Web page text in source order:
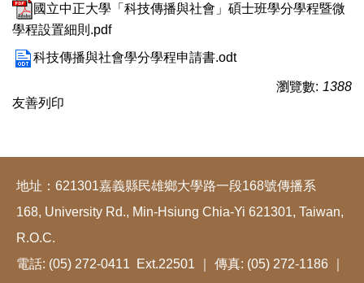
國立中正大學「科技傳播與社會」碩士班學分學程暨微
學程設置細則.pdf
科技傳播與社會學分學程申請書.odt
瀏覽數: 1388
友善列印
地址：621301嘉義縣民雄鄉大學路一段168號傳播系
168, University Rd., Min-Hsiung Chia-Yi 621301, Taiwan,
R.O.C.
電話: (05) 272-0411 Ext.22501 ｜ 傳真: (05) 272-1186 ｜